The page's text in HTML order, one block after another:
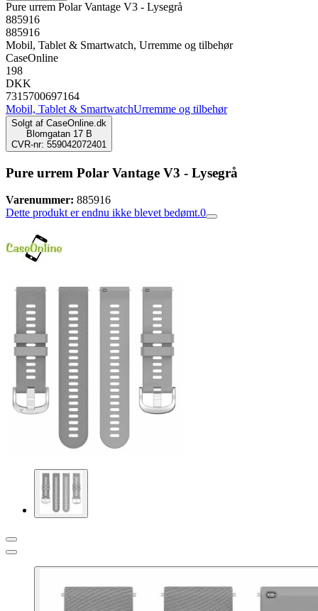
Pure urrem Polar Vantage V3 - Lysegrå
885916
885916
Mobil, Tablet & Smartwatch, Urremme og tilbehør
CaseOnline
198
DKK
7315700697164
Mobil, Tablet & SmartwatchUrremme og tilbehør
Solgt af CaseOnline.dk
Blomgatan 17 B
CVR-nr: 559042072401
Pure urrem Polar Vantage V3 - Lysegrå
Varenummer: 885916
Dette produkt er endnu ikke blevet bedømt.0